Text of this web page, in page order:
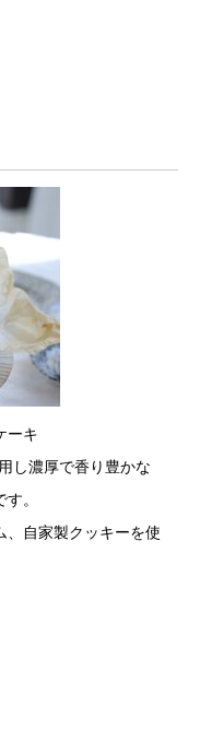
ーキ
し濃厚で香り豊かな
。
、自家製クッキーを使